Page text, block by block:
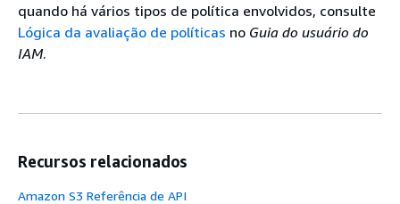
quando há vários tipos de política envolvidos, consulte
Lógica da avaliação de políticas no Guia do usuário do
IAM.
Recursos relacionados
Amazon S3 Referência de API